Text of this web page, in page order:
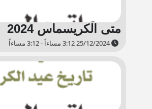
سبحانه: فَإِنْ تَنَازَعْتُمْ فِي شَيْءٍ فَرُدُّوهُ إِلَى اللَّهِ
متى الكريسماس 2024
25/12/2024 3:12 مساءاً - 3:12 مساءاً